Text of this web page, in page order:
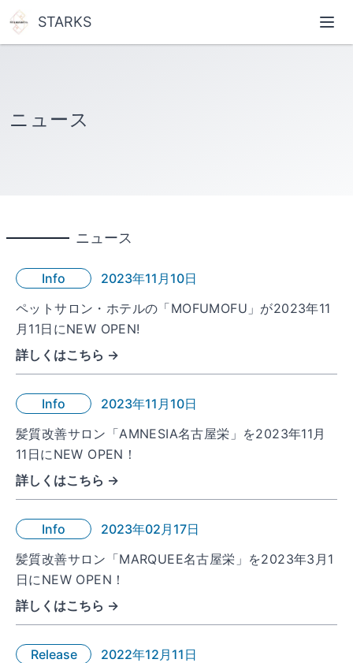
STARKS
ニュース
ニュース
Info
2023年11月10日
ペットサロン・ホテルの「MOFUMOFU」が2023年11
月11日にNEW OPEN!
詳しくはこちら →
Info
2023年11月10日
髪質改善サロン「AMNESIA名古屋栄」を2023年11月
11日にNEW OPEN！
詳しくはこちら →
Info
2023年02月17日
髪質改善サロン「MARQUEE名古屋栄」を2023年3月1
日にNEW OPEN！
詳しくはこちら →
Release
2022年12月11日